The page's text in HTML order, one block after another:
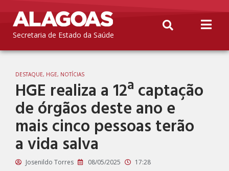
Secretaria de Estado da Saúde
DESTAQUE, HGE, NOTÍCIAS
HGE realiza a 12ª captação
de órgãos deste ano e
mais cinco pessoas terão
a vida salva
Josenildo Torres 08/05/2025 17:28